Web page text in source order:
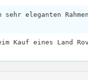
eleganten
Kauf eines Land